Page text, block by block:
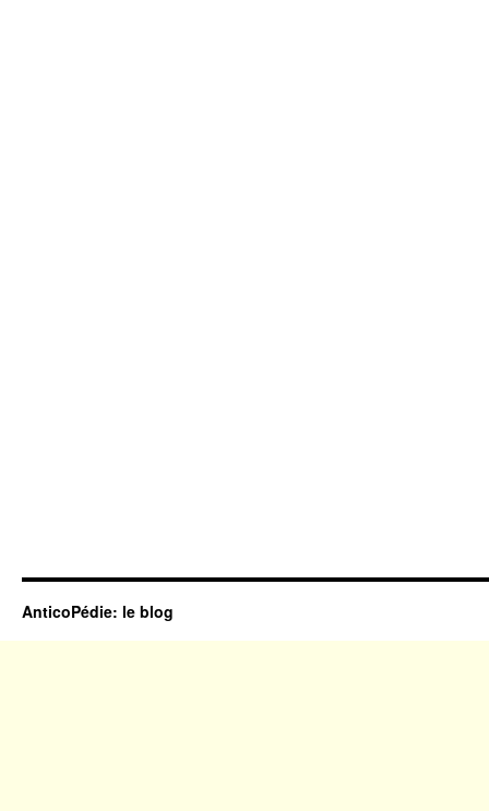
AnticoPédie: le blog